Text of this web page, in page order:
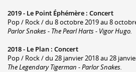
2019 - Le Point Éphémère : Concert
Pop / Rock / du 8 octobre 2019 au 8
Parlor Snakes - The Pearl Harts - Vigor Hugo.
2018 - Le Plan : Concert
Pop / Rock / du 28 janvier 2018 au 28
The Legendary Tigerman - Parlor Snakes.